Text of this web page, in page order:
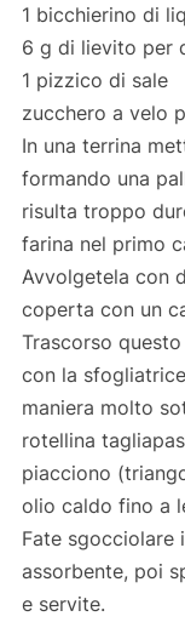
1 bicchierino di
6 g di lievito per
1 pizzico di sale
zucchero a velo
In una terrina
formando una
risulta troppo
farina nel primo
Avvolgetela con
coperta con un
Trascorso
con la
maniera molto
rotellina
piacciono
olio caldo fino a
Fate sgocciolare
assorbente, poi
e servite.